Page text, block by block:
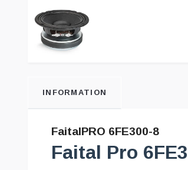
INFORMATION
FaitalPRO 6FE300-8
Faital Pro